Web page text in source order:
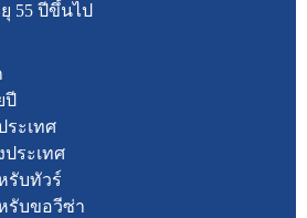
55 ปีขึ้นไป
ปี
ระเทศ
ประเทศ
รับทัวร์
รับขอวีซ่า